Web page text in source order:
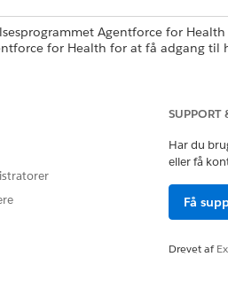
Agentforce for
for Health for at få adgang til
for kontaktcenter
Contact Center Agent for
SUPPORT
Har du
eller få
Få
Drevet af